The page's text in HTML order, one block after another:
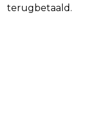
terugbetaald.